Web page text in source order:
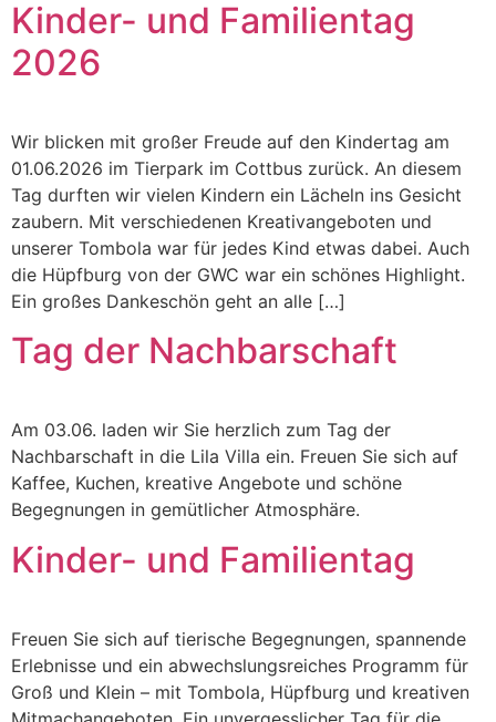
Kinder- und Familientag
2026
Wir blicken mit großer Freude auf den Kindertag am
01.06.2026 im Tierpark im Cottbus zurück. An diesem
Tag durften wir vielen Kindern ein Lächeln ins Gesicht
zaubern. Mit verschiedenen Kreativangeboten und
unserer Tombola war für jedes Kind etwas dabei. Auch
die Hüpfburg von der GWC war ein schönes Highlight.
Ein großes Dankeschön geht an alle […]
Tag der Nachbarschaft
Am 03.06. laden wir Sie herzlich zum Tag der
Nachbarschaft in die Lila Villa ein. Freuen Sie sich auf
Kaffee, Kuchen, kreative Angebote und schöne
Begegnungen in gemütlicher Atmosphäre.
Kinder- und Familientag
Freuen Sie sich auf tierische Begegnungen, spannende
Erlebnisse und ein abwechslungsreiches Programm für
Groß und Klein – mit Tombola, Hüpfburg und kreativen